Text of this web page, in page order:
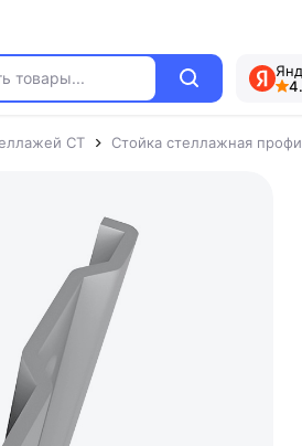
СТ Стойка стеллажная